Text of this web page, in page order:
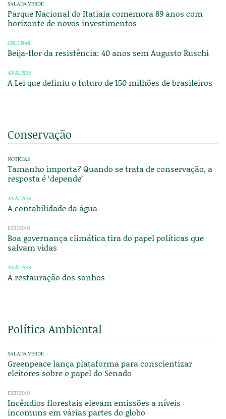
SALADA VERDE
Parque Nacional do Itatiaia comemora 89 anos com
horizonte de novos investimentos
COLUNAS
Beija-flor da resistência: 40 anos sem Augusto Ruschi
ANÁLISES
A Lei que definiu o futuro de 150 milhões de brasileiros
Conservação
NOTÍCIAS
Tamanho importa? Quando se trata de conservação, a
resposta é ‘depende’
ANÁLISES
A contabilidade da água
EXTERNO
Boa governança climática tira do papel políticas que
salvam vidas
ANÁLISES
A restauração dos sonhos
Política Ambiental
SALADA VERDE
Greenpeace lança plataforma para conscientizar
eleitores sobre o papel do Senado
EXTERNO
Incêndios florestais elevam emissões a níveis
incomuns em várias partes do globo